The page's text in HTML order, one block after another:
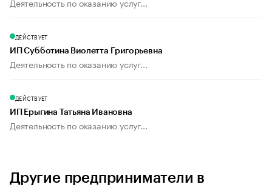
Деятельность по оказанию услуг...
ДЕЙСТВУЕТ
ИП Субботина Виолетта Григорьевна
Деятельность по оказанию услуг...
ДЕЙСТВУЕТ
ИП Ерыгина Татьяна Ивановна
Деятельность по оказанию услуг...
Другие предприниматели в